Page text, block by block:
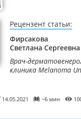
Рецензент статьи:
Фирсакова
Светлана Сергеевна
Врач-
клиника Melanoma
14.05.2021 ~6 мин